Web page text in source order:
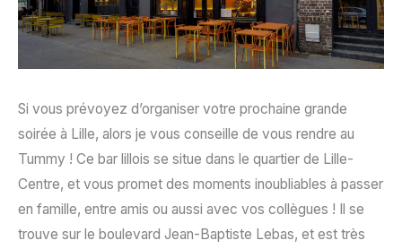
Si vous prévoyez d’organiser votre prochaine grande
soirée à Lille, alors je vous conseille de vous rendre au
Tummy ! Ce bar lillois se situe dans le quartier de Lille-
Centre, et vous promet des moments inoubliables à passer
en famille, entre amis ou aussi avec vos collègues ! Il se
trouve sur le boulevard Jean-Baptiste Lebas, et est très